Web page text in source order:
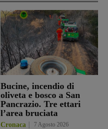
Bucine, incendio di
oliveta e bosco a San
Pancrazio. Tre ettari
l’area bruciata
Cronaca 7 Agosto 2026